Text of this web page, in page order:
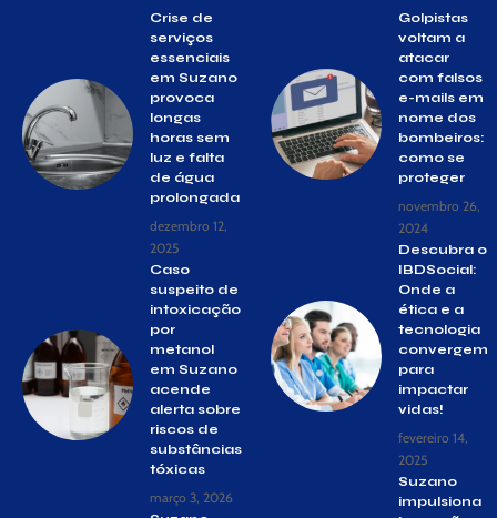
Crise de
serviços
essenciais
em Suzano
provoca
longas
horas sem
luz e falta
de água
prolongada
dezembro 12,
2025
Caso
suspeito de
intoxicação
por
metanol
em Suzano
acende
alerta sobre
riscos de
substâncias
tóxicas
março 3, 2026
Golpistas
voltam a
atacar
com falsos
e-mails em
nome dos
bombeiros:
como se
proteger
novembro 26,
2024
Descubra o
IBDSocial:
Onde a
ética e a
tecnologia
convergem
para
impactar
vidas!
fevereiro 14,
2025
Suzano
impulsiona